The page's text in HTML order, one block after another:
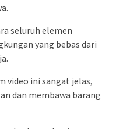
seluruh elemen
yang bebas dari
video ini sangat jelas,
dan membawa barang